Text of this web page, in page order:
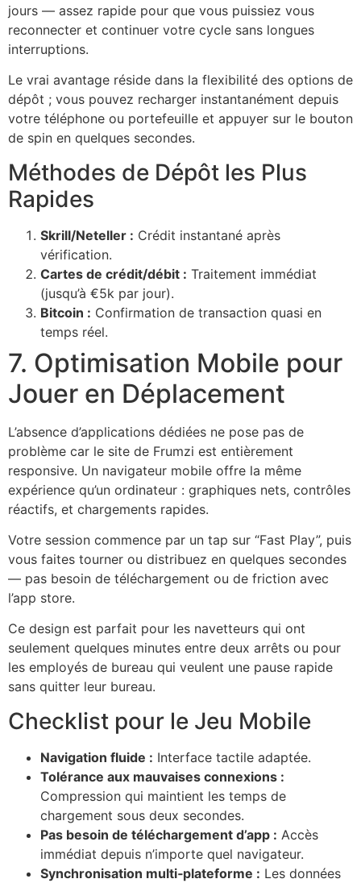
jours — assez rapide pour que vous puissiez vous
reconnecter et continuer votre cycle sans longues
interruptions.
Le vrai avantage réside dans la flexibilité des options de
dépôt ; vous pouvez recharger instantanément depuis
votre téléphone ou portefeuille et appuyer sur le bouton
de spin en quelques secondes.
Méthodes de Dépôt les Plus
Rapides
Skrill/Neteller : Crédit instantané après
vérification.
Cartes de crédit/débit : Traitement immédiat
(jusqu’à €5k par jour).
Bitcoin : Confirmation de transaction quasi en
temps réel.
7. Optimisation Mobile pour
Jouer en Déplacement
L’absence d’applications dédiées ne pose pas de
problème car le site de Frumzi est entièrement
responsive. Un navigateur mobile offre la même
expérience qu’un ordinateur : graphiques nets, contrôles
réactifs, et chargements rapides.
Votre session commence par un tap sur “Fast Play”, puis
vous faites tourner ou distribuez en quelques secondes
— pas besoin de téléchargement ou de friction avec
l’app store.
Ce design est parfait pour les navetteurs qui ont
seulement quelques minutes entre deux arrêts ou pour
les employés de bureau qui veulent une pause rapide
sans quitter leur bureau.
Checklist pour le Jeu Mobile
Navigation fluide : Interface tactile adaptée.
Tolérance aux mauvaises connexions :
Compression qui maintient les temps de
chargement sous deux secondes.
Pas besoin de téléchargement d’app : Accès
immédiat depuis n’importe quel navigateur.
Synchronisation multi‑plateforme : Les données